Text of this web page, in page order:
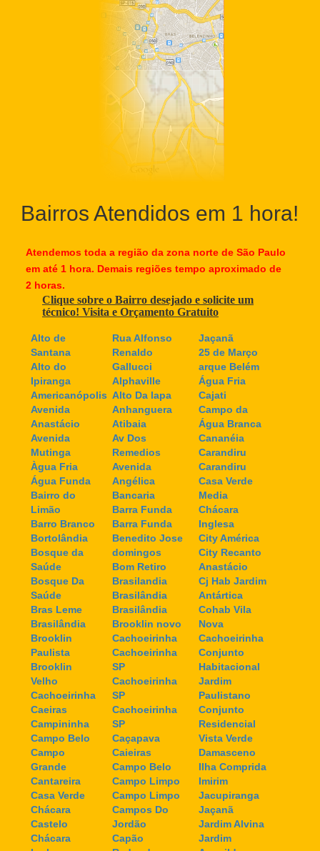
Bairros Atendidos em 1 hora!
Atendemos toda a região da zona norte de São Paulo
em até 1 hora. Demais regiões tempo aproximado de
2 horas.
Clique sobre o Bairro desejado e solicite um
técnico! Visita e Orçamento Gratuito
Alto de
Santana
Alto do
Ipiranga
Americanópolis
Avenida
Anastácio
Avenida
Mutinga
Àgua Fria
Água Funda
Bairro do
Limão
Barro Branco
Bortolândia
Bosque da
Saúde
Bosque Da
Saúde
Bras Leme
Brasilândia
Brooklin
Paulista
Brooklin
Velho
Cachoeirinha
Caeiras
Campininha
Campo Belo
Campo
Grande
Cantareira
Casa Verde
Chácara
Castelo
Chácara
Rua Alfonso
Renaldo
Gallucci
Alphaville
Alto Da lapa
Anhanguera
Atibaia
Av Dos
Remedios
Avenida
Angélica
Bancaria
Barra Funda
Barra Funda
Benedito Jose
domingos
Bom Retiro
Brasilandia
Brasilândia
Brasilândia
Brooklin novo
Cachoeirinha
Cachoeirinha
SP
Cachoeirinha
SP
Cachoeirinha
SP
Caçapava
Caieiras
Campo Belo
Campo Limpo
Campo Limpo
Campos Do
Jordão
Capão
Jaçanã
25 de Março
arque Belém
Água Fria
Cajati
Campo da
Água Branca
Cananéia
Carandiru
Carandiru
Casa Verde
Media
Chácara
Inglesa
City América
City Recanto
Anastácio
Cj Hab Jardim
Antártica
Cohab Vila
Nova
Cachoeirinha
Conjunto
Habitacional
Jardim
Paulistano
Conjunto
Residencial
Vista Verde
Damasceno
Ilha Comprida
Imirim
Jacupiranga
Jaçanã
Jardim Alvina
Jardim